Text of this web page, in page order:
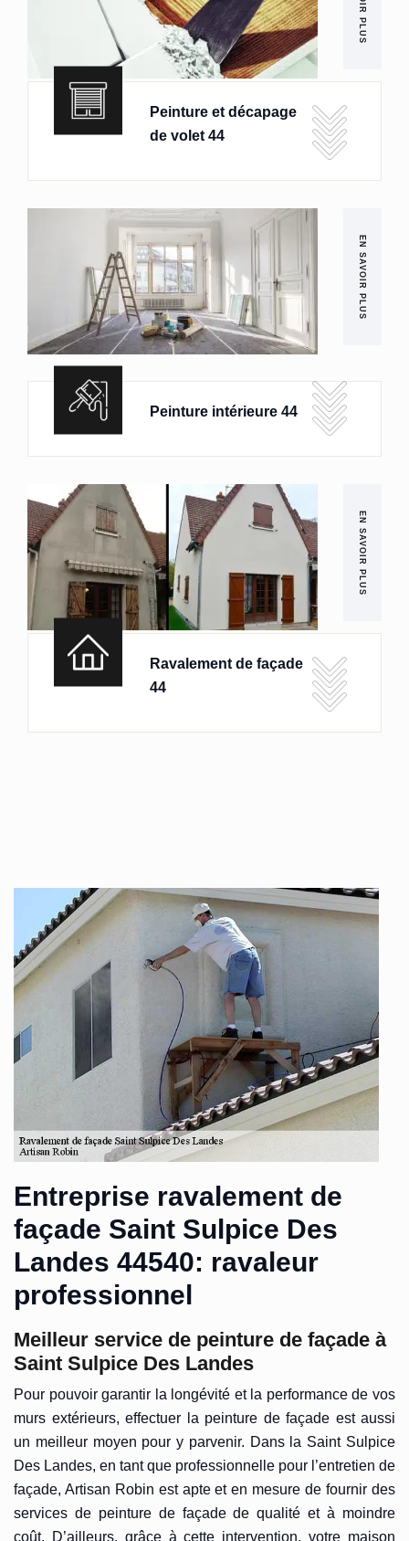
Peinture et décapage
de volet 44
EN SAVOIR PLUS
Peinture intérieure 44
EN SAVOIR PLUS
Ravalement de façade
44
Entreprise ravalement de
façade Saint Sulpice Des
Landes 44540: ravaleur
professionnel
Meilleur service de peinture de façade à
Saint Sulpice Des Landes
Pour pouvoir garantir la longévité et la performance de vos
murs extérieurs, effectuer la peinture de façade est aussi
un meilleur moyen pour y parvenir. Dans la Saint Sulpice
Des Landes, en tant que professionnelle pour l’entretien de
façade, Artisan Robin est apte et en mesure de fournir des
services de peinture de façade de qualité et à moindre
coût. D’ailleurs, grâce à cette intervention, votre maison